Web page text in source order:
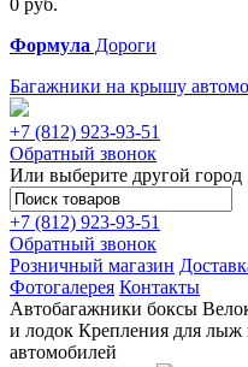
0 руб.
Формула Дороги
Багажники на крышу
+7 (812) 923-93-51
Обратный звонок
Или выберите другой город
+7 (812) 923-93-51
Обратный звонок
Розничный магазин
Фотогалерея Контакты
Автобагажники боксы
и лодок Крепления для лыж
автомобилей